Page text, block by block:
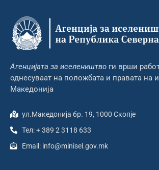
Агенцијата за иселеништво ги врши
однесуваат на положбата и правата на
Македонија
ул.Македонија бр. 19, 1000 Скопје
Тел: + 389 2 3118 633
Email: info@minisel.gov.mk